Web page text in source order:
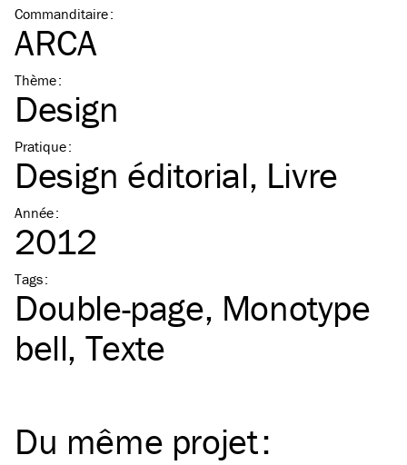
Commanditaire:
ARCA
Thème:
Design
Pratique:
Design éditorial Livre
Année:
2012
Tags:
Double-page Monotype
bell Texte
Du même projet: